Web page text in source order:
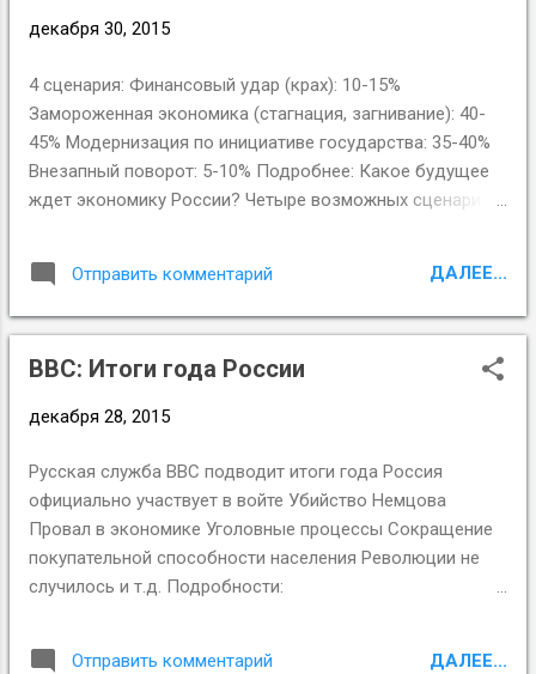
декабря 30, 2015
4 сценария: Финансовый удар (крах): 10-15%
Замороженная экономика (стагнация, загнивание): 40-
45% Модернизация по инициативе государства: 35-40%
Внезапный поворот: 5-10% Подробнее: Какое будущее
ждет экономику России? Четыре возможных сценария |
Отправить комментарий ДАЛЕЕ...
BBC: Итоги года России
декабря 28, 2015
Русская служба BBC подводит итоги года Россия
официально участвует в войте Убийство Немцова
Провал в экономике Уголовные процессы Сокращение
покупательной способности населения Революции не
случилось и т.д. Подробности:
2015_yearender_opinions
Отправить комментарий ДАЛЕЕ...